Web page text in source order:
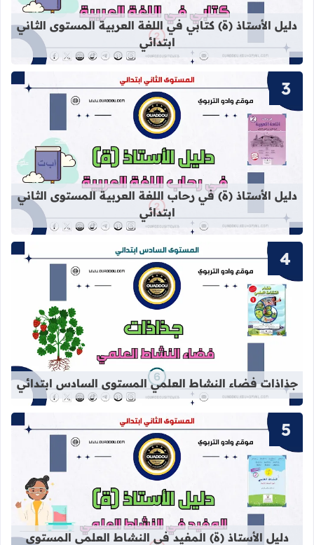
دليل الأستاذ (ة) كتابي في اللغة العربية المستوى الثاني
ابتدائي
قراءة المزيد عن دليل الأستاذ (ة) في
دليل الأستاذ (ة) في رحاب اللغة العربية المستوى الثاني
ابتدائي
قراءة المزيد عن جذاذات فضاء
جذاذات فضاء النشاط العلمي المستوى السادس ابتدائي
قراءة المزيد عن دليل الأستاذ (ة)
دليل الأستاذ (ة) المفيد في النشاط العلمي المستوى